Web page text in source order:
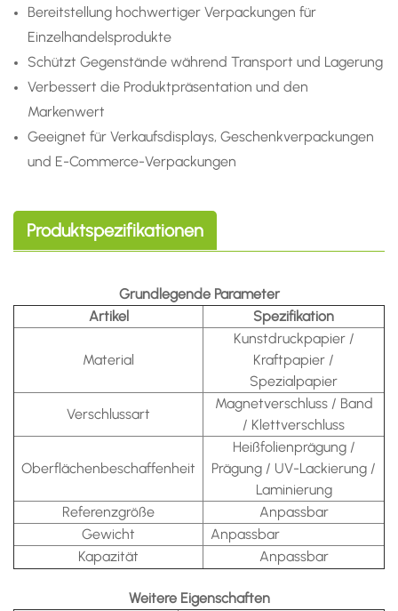
Bereitstellung hochwertiger Verpackungen für
Einzelhandelsprodukte
Schützt Gegenstände während Transport und Lagerung
Verbessert die Produktpräsentation und den
Markenwert
Geeignet für Verkaufsdisplays, Geschenkverpackungen
und E-Commerce-Verpackungen
Produktspezifikationen
Grundlegende Parameter
Artikel
Spezifikation
Material
Kunstdruckpapier /
Kraftpapier /
Spezialpapier
Verschlussart
Magnetverschluss / Band
/ Klettverschluss
Oberflächenbeschaffenheit
Heißfolienprägung /
Prägung / UV-Lackierung /
Laminierung
Referenzgröße
Anpassbar
Gewicht
Anpassbar
Kapazität
Anpassbar
Weitere Eigenschaften